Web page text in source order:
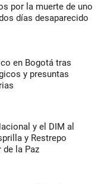
por la muerte de uno
días desaparecido
en Bogotá tras
y presuntas
y el DIM al
y Restrepo
de la Paz